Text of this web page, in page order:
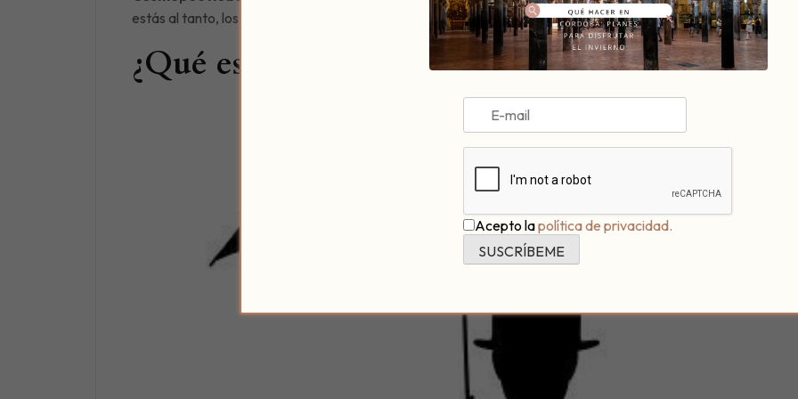
estás al tanto, los Posaderos venimos a contarte todo sobre estepróximo eventoque tendrá lugar a
¿Qué es Cosmopoética?
Acepto lapolítica de privacidad.